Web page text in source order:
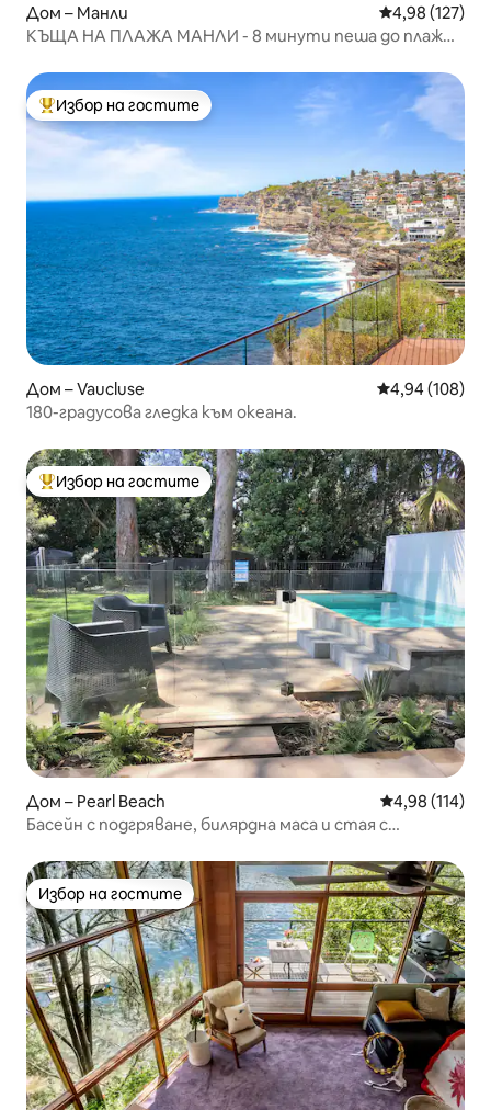
Дом – Манли Средна
4,98 (127)
КЪЩА НА ПЛАЖА МАНЛИ - 8 минути пеша до плаж
Най-популярен избор на гостите
Избор на гостите
Дом – Vaucluse Средна
4,94 (108)
180-градусова гледка към океана.
Най-популярен избор на гостите
Избор на гостите
Дом – Pearl Beach Средна
4,98 (114)
Басейн с подгряване, билярдна маса и стая с
Избор на гостите
Избор на гостите